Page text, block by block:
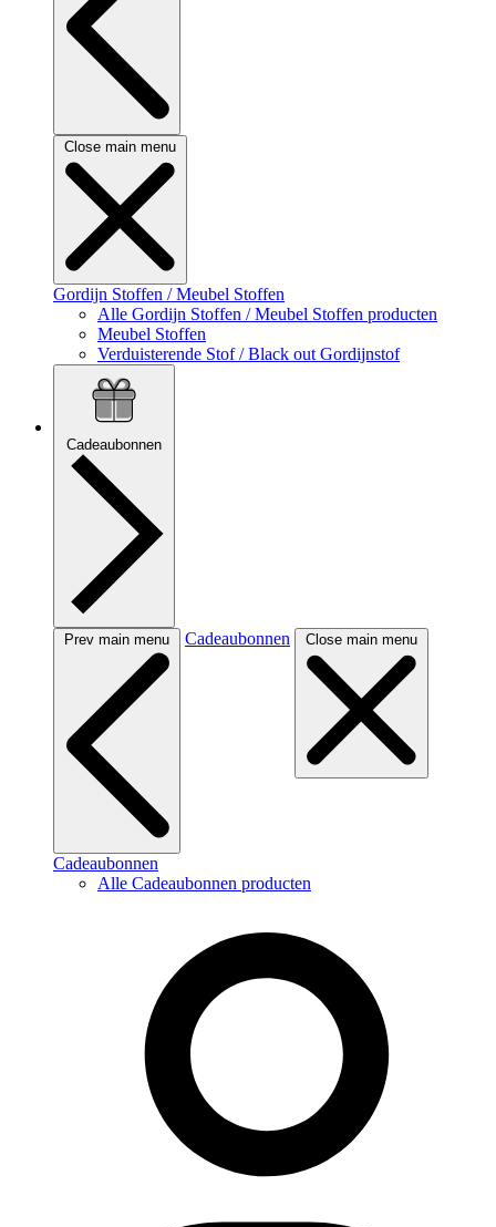
Close main menu
Gordijn Stoffen / Meubel Stoffen
Alle Gordijn Stoffen / Meubel Stoffen producten
Meubel Stoffen
Verduisterende Stof / Black out Gordijnstof
Cadeaubonnen
Prev main menu Cadeaubonnen Close main menu
Cadeaubonnen
Alle Cadeaubonnen producten